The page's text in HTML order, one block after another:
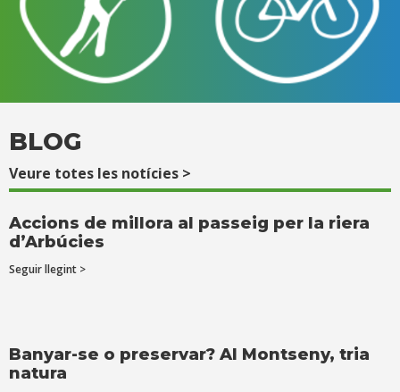
BLOG
Veure totes les notícies >
Accions de millora al passeig per la riera
d’Arbúcies
Seguir llegint >
Banyar-se o preservar? Al Montseny, tria
natura